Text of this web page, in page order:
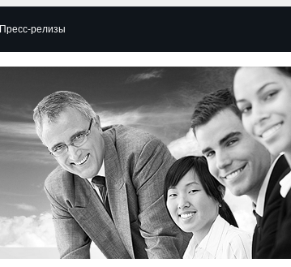
Пресс-релизы